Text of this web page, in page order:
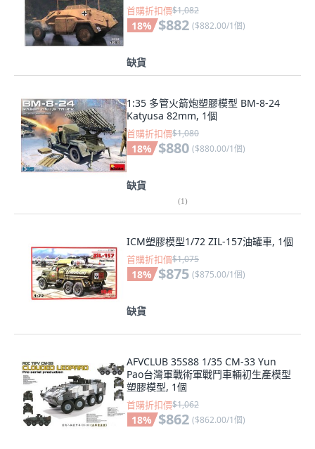
首購折扣價$1,082
18% $882 ($882.00/1個)
缺貨
1:35 多管火箭炮塑膠模型 BM-8-24
Katyusa 82mm, 1個
首購折扣價$1,080
18% $880 ($880.00/1個)
缺貨
(1)
ICM塑膠模型1/72 ZIL-157油罐車, 1個
首購折扣價$1,075
18% $875 ($875.00/1個)
缺貨
AFVCLUB 35S88 1/35 CM-33 Yun
Pao台灣軍戰術軍戰鬥車輛初生產模型
塑膠模型, 1個
首購折扣價$1,062
18% $862 ($862.00/1個)